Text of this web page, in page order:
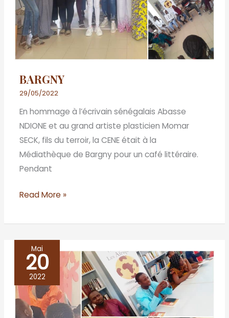
BARGNY
29/05/2022
En hommage à l’écrivain sénégalais Abasse
NDIONE et au grand artiste plasticien Momar
SECK, fils du terroir, la CENE était à la
Médiathèque de Bargny pour un café littéraire.
Pendant
Read More »
Mai
20
2022
MEOUANE
étrenne
première